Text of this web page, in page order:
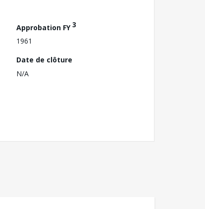
Approbation FY3
1961
Date de clôture
N/A